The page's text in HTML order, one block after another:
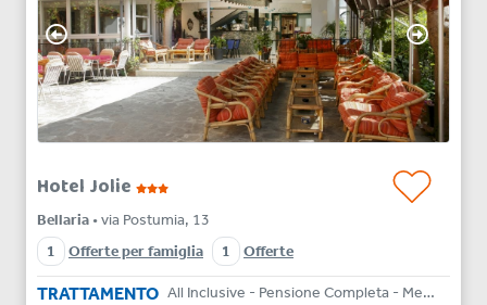
Hotel Jolie
Bellaria • via Postumia, 13
1
Offerte per famiglia 1 Offerte
TRATTAMENTO All Inclusive - Pensione Completa - Mezza Pensione